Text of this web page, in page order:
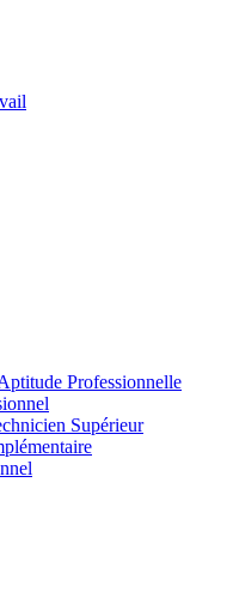
Professionnelle
Supérieur